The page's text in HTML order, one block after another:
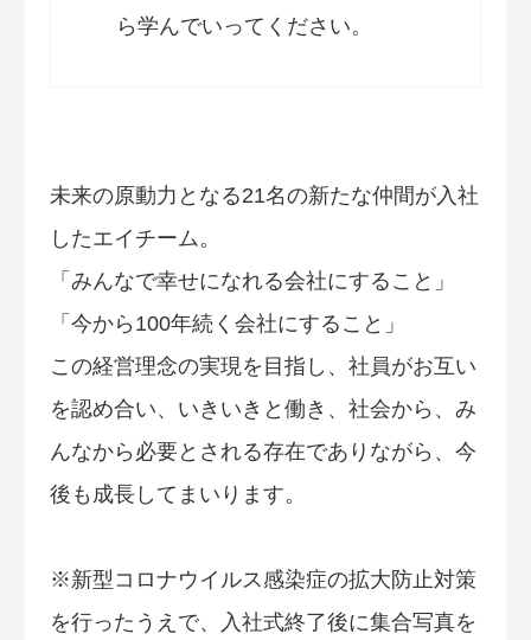
ら学んでいってください。
未来の原動力となる21名の新たな仲間が入社
したエイチーム。
「みんなで幸せになれる会社にすること」
「今から100年続く会社にすること」
この経営理念の実現を目指し、社員がお互い
を認め合い、いきいきと働き、社会から、み
んなから必要とされる存在でありながら、今
後も成長してまいります。
※新型コロナウイルス感染症の拡大防止対策
を行ったうえで、入社式終了後に集合写真を